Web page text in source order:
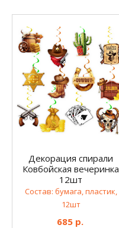
Декорация спирали
Ковбойская вечеринка
12шт
Состав: бумага, пластик,
12шт
685 р.